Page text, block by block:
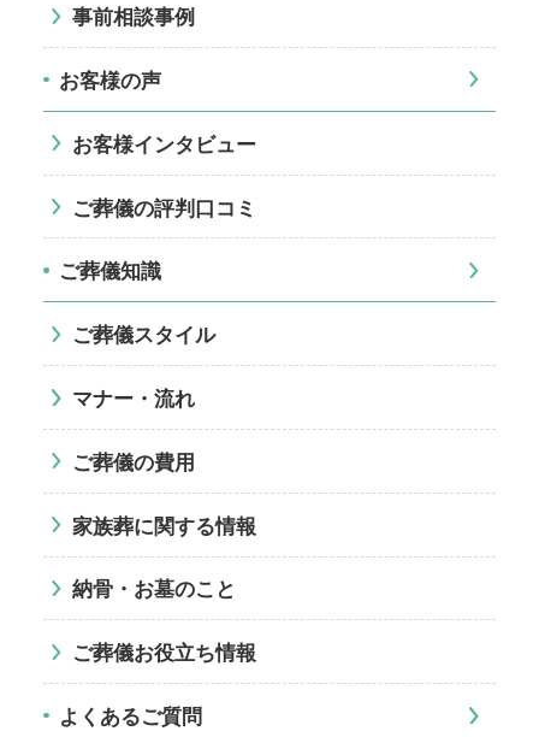
事前相談事例
お客様の声
お客様インタビュー
ご葬儀の評判口コミ
ご葬儀知識
ご葬儀スタイル
マナー・流れ
ご葬儀の費用
家族葬に関する情報
納骨・お墓のこと
ご葬儀お役立ち情報
よくあるご質問